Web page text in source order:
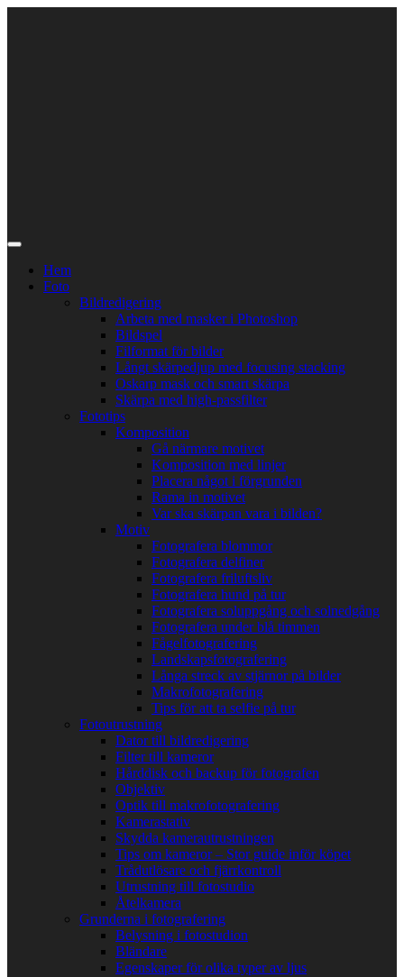
Hem
Foto
Bildredigering
Arbeta med masker i Photoshop
Bildspel
Filformat för bilder
Långt skärpedjup med focusing stacking
Oskarp mask och smart skärpa
Skärpa med high-passfilter
Fototips
Komposition
Gå närmare motivet
Komposition med linjer
Placera något i förgrunden
Rama in motivet
Var ska skärpan vara i bilden?
Motiv
Fotografera blommor
Fotografera delfiner
Fotografera friluftsliv
Fotografera hund på tur
Fotografera soluppgång och solnedgång
Fotografera under blå timmen
Fågelfotografering
Landskapsfotografering
Långa streck av stjärnor på bilder
Makrofotografering
Tips för att ta selfie på tur
Fotoutrustning
Dator till bildredigering
Filter till kameror
Hårddisk och backup för fotografen
Objektiv
Optik till makrofotografering
Kamerastativ
Skydda kamerautrustningen
Tips om kameror – Stor guide inför köpet
Trådutlösare och fjärrkontroll
Utrustning till fotostudio
Åtelkamera
Grunderna i fotografering
Belysning i fotostudion
Bländare
Egenskaper för olika typer av ljus